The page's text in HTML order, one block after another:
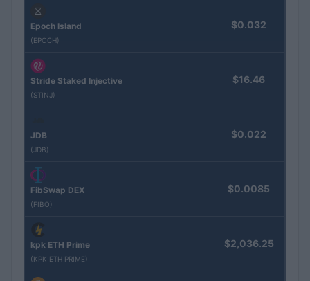
Epoch Island
(EPOCH)
$0.032
Stride Staked Injective
(STINJ)
$16.46
JDB
(JDB)
$0.022
FibSwap DEX
(FIBO)
$0.0085
kpk ETH Prime
(KPK ETH PRIME)
$2,036.25